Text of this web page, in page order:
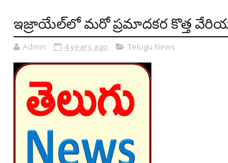
ఇజ్రాయేల్‌లో మరో ప్రమాదకర కొత్త
Admin 4 years ago Telugu News